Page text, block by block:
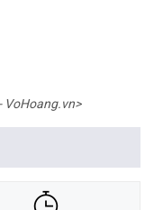
VoHoang.vn>
đặt camera tận nơi: